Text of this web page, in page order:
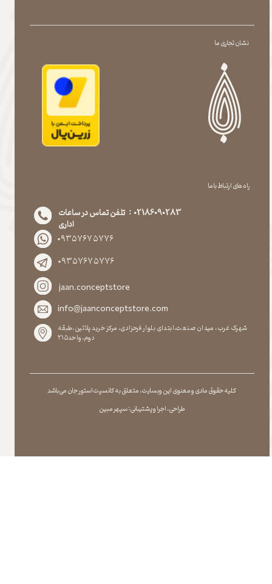
نشان تجاری ما
راه های ارتباط با ما
کلیه حقوق مادی و معنوی این وبسایت ، متعلق به کانسپت استور جان می باشد
طراحی ، اجرا و پشتیبانی : سپهر مبین
02186090283 : تلفن تماس در ساعات
اداری
۰۹۳۵۷۶۷۵۷۷۶
۰۹۳۵۷۶۷۵۷۷۶
jaan.conceptstore
info@jaanconceptstore.com
شهرک غرب، میدان صنعت،ابتدای بلوار فرحزادی، مرکز خرید پلاتین،طبقه
دوم،واحد۲۱۵